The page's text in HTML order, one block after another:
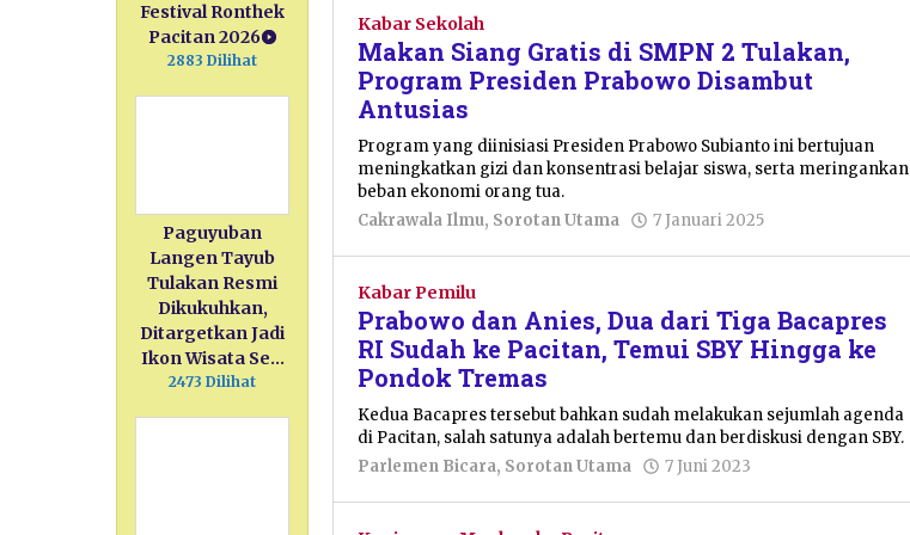
Festival Ronthek
Pacitan 2026
2883 Dilihat
Paguyuban
Langen Tayub
Tulakan Resmi
Dikukuhkan,
Ditargetkan Jadi
Ikon Wisata Se…
2473 Dilihat
Kabar Sekolah
Makan Siang Gratis di SMPN 2 Tulakan,
Program Presiden Prabowo Disambut
Antusias
Program yang diinisiasi Presiden Prabowo Subianto ini bertujuan
meningkatkan gizi dan konsentrasi belajar siswa, serta meringankan
beban ekonomi orang tua.
Cakrawala Ilmu, Sorotan Utama 7 Januari 2025
Purnawan
Kabar Pemilu
Prabowo dan Anies, Dua dari Tiga Bacapres
RI Sudah ke Pacitan, Temui SBY Hingga ke
Pondok Tremas
Kedua Bacapres tersebut bahkan sudah melakukan sejumlah agenda
di Pacitan, salah satunya adalah bertemu dan berdiskusi dengan SBY.
Parlemen Bicara, Sorotan Utama 7 Juni 2023